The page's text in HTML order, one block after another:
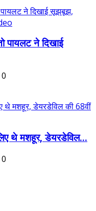
पायलट ने दिखाई
0
थे मशहूर, डेयरडेविल...
0